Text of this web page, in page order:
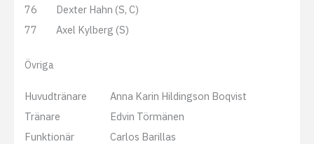
76
Dexter Hahn (S, C)
77
Axel Kylberg (S)
Övriga
Huvudtränare
Anna Karin Hildingson Boqvist
Tränare
Edvin Törmänen
Funktionär
Carlos Barillas